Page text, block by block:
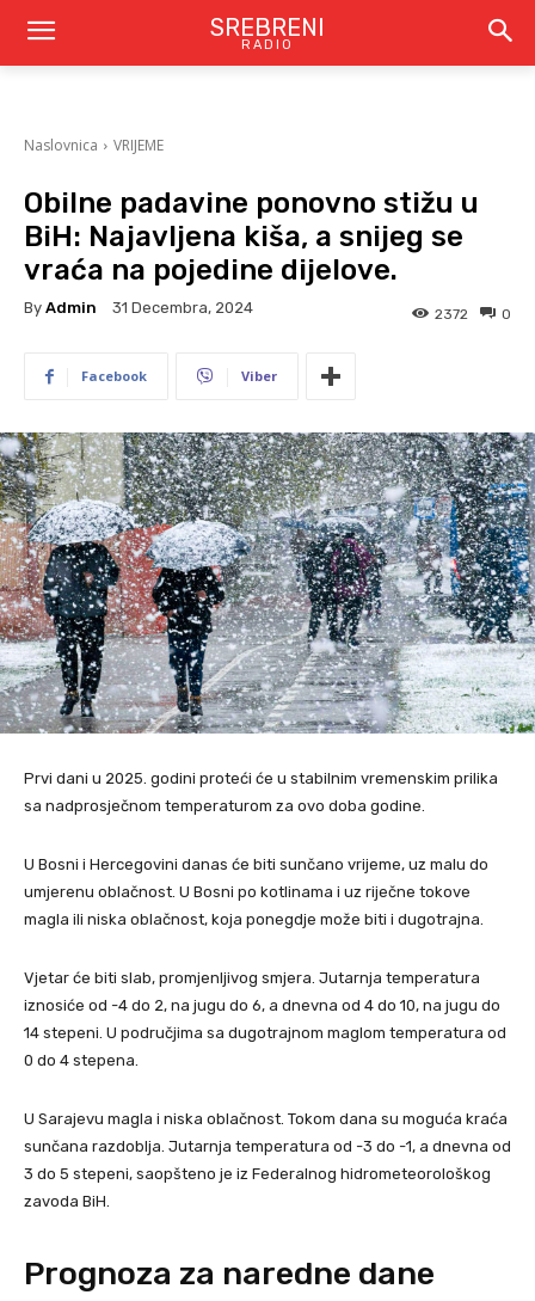
SREBRENI
RADIO
Naslovnica VRIJEME
Obilne padavine ponovno stižu u
BiH: Najavljena kiša, a snijeg se
vraća na pojedine dijelove.
By Admin 31 Decembra, 2024 0
2372
Facebook Viber
Prvi dani u 2025. godini proteći će u stabilnim vremenskim prilika
sa nadprosječnom temperaturom za ovo doba godine.
U Bosni i Hercegovini danas će biti sunčano vrijeme, uz malu do
umjerenu oblačnost. U Bosni po kotlinama i uz riječne tokove
magla ili niska oblačnost, koja ponegdje može biti i dugotrajna.
Vjetar će biti slab, promjenljivog smjera. Jutarnja temperatura
iznosiće od -4 do 2, na jugu do 6, a dnevna od 4 do 10, na jugu do
14 stepeni. U područjima sa dugotrajnom maglom temperatura od
0 do 4 stepena.
U Sarajevu magla i niska oblačnost. Tokom dana su moguća kraća
sunčana razdoblja. Jutarnja temperatura od -3 do -1, a dnevna od
3 do 5 stepeni, saopšteno je iz Federalnog hidrometeorološkog
zavoda BiH.
Prognoza za naredne dane